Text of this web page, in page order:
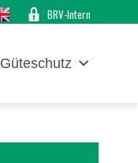
BRV-Intern
Güteschutz